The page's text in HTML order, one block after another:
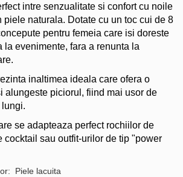
intre senzualitate si confort cu noile
naturala. Dotate cu un toc cui de 8
pentru femeia care isi doreste
la evenimente, fara a renunta la
inaltimea ideala care ofera o
alungeste piciorul, fiind mai usor de
se adapteaza perfect rochiilor de
cocktail sau outfit-urilor de tip "power
Piele lacuita